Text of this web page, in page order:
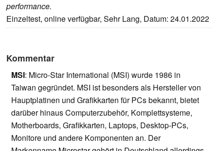
performance.
Einzeltest, online verfügbar, Sehr Lang, Datum: 24.01.2022
Kommentar
MSI: Micro-Star International (MSI) wurde 1986 in
Taiwan gegründet. MSI ist besonders als Hersteller von
Hauptplatinen und Grafikkarten für PCs bekannt, bietet
darüber hinaus Computerzubehör, Komplettsysteme,
Motherboards, Grafikkarten, Laptops, Desktop-PCs,
Monitore und andere Komponenten an. Der